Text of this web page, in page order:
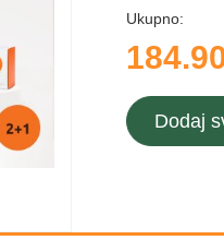
Ukupno:
Dodaj